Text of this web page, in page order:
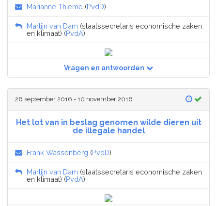
Marianne Thieme (PvdD)
Martijn van Dam (staatssecretaris economische zaken
en klimaat) (PvdA)
Vragen en antwoorden
26 september 2016 - 10 november 2016
Het lot van in beslag genomen wilde dieren uit
de illegale handel
Frank Wassenberg (PvdD)
Martijn van Dam (staatssecretaris economische zaken
en klimaat) (PvdA)